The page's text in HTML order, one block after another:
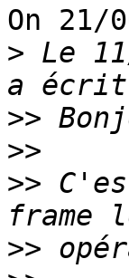
On 21/
> Le
>>
>>
>>
>>